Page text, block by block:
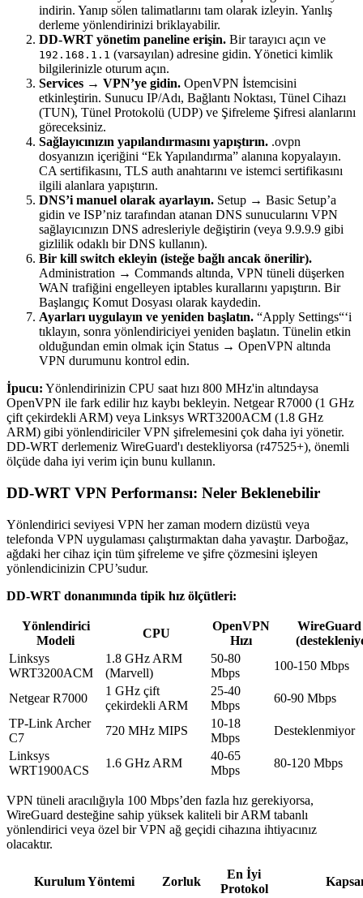
indirin. Yanıp sölen talimatlarını tam olarak izleyin. Yanlış
derleme yönlendirinizi briklayabilir.
DD-WRT yönetim paneline erişin. Bir tarayıcı açın ve
192.168.1.1 (varsayılan) adresine gidin. Yönetici kimlik
bilgilerinizle oturum açın.
Services → VPN’ye gidin. OpenVPN İstemcisini
etkinleştirin. Sunucu IP/Adı, Bağlantı Noktası, Tünel Cihazı
(TUN), Tünel Protokolü (UDP) ve Şifreleme Şifresi alanlarını
göreceksiniz.
Sağlayıcınızın yapılandırmasını yapıştırın. .ovpn
dosyanızın içeriğini “Ek Yapılandırma” alanına kopyalayın.
CA sertifikasını, TLS auth anahtarını ve istemci sertifikasını
ilgili alanlara yapıştırın.
DNS’i manuel olarak ayarlayın. Setup → Basic Setup’a
gidin ve ISP’niz tarafından atanan DNS sunucularını VPN
sağlayıcınızın DNS adresleriyle değiştirin (veya 9.9.9.9 gibi
gizlilik odaklı bir DNS kullanın).
Bir kill switch ekleyin (isteğe bağlı ancak önerilir).
Administration → Commands altında, VPN tüneli düşerken
WAN trafiğini engelleyen iptables kurallarını yapıştırın. Bir
Başlangıç Komut Dosyası olarak kaydedin.
Ayarları uygulayın ve yeniden başlatın. “Apply Settings“‘i
tıklayın, sonra yönlendiriciyei yeniden başlatın. Tünelin etkin
olduğundan emin olmak için Status → OpenVPN altında
VPN durumunu kontrol edin.
İpucu: Yönlendirinizin CPU saat hızı 800 MHz'in altındaysa
OpenVPN ile fark edilir hız kaybı bekleyin. Netgear R7000 (1 GHz
çift çekirdekli ARM) veya Linksys WRT3200ACM (1.8 GHz
ARM) gibi yönlendiriciler VPN şifrelemesini çok daha iyi yönetir.
DD-WRT derlemeniz WireGuard'ı destekliyorsa (r47525+), önemli
ölçüde daha iyi verim için bunu kullanın.
DD-WRT VPN Performansı: Neler Beklenebilir
Yönlendirici seviyesi VPN her zaman modern dizüstü veya
telefonda VPN uygulaması çalıştırmaktan daha yavaştır. Darboğaz,
ağdaki her cihaz için tüm şifreleme ve şifre çözmesini işleyen
yönlendicinizin CPU’sudur.
DD-WRT donanımında tipik hız ölçütleri:
Yönlendirici
Modeli
CPU
OpenVPN
Hızı
WireGuard
Linksys
WRT3200ACM
1.8 GHz ARM
(Marvell)
50-80
Mbps
100-150 Mbps
Netgear R7000
1 GHz çift
çekirdekli ARM
25-40
Mbps
60-90 Mbps
TP-Link Archer
C7
720 MHz MIPS
10-18
Mbps
Desteklenmiyor
Linksys
WRT1900ACS
1.6 GHz ARM
40-65
Mbps
80-120 Mbps
VPN tüneli aracılığıyla 100 Mbps’den fazla hız gerekiyorsa,
WireGuard desteğine sahip yüksek kaliteli bir ARM tabanlı
yönlendirici veya özel bir VPN ağ geçidi cihazına ihtiyacınız
olacaktır.
Kurulum Yöntemi Zorluk
En İyi
Protokol